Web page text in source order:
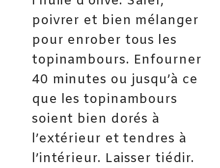
poivrer et bien mélanger
pour enrober tous les
topinambours. Enfourner
40 minutes ou jusqu’à ce
que les topinambours
soient bien dorés à
l’extérieur et tendres à
l’intérieur. Laisser tiédir.